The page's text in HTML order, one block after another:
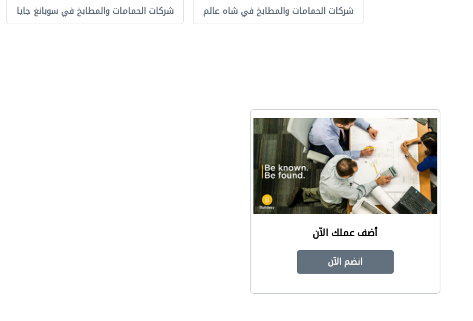
شركات الحمامات والمطابخ في سوبانغ جايا شركات الحمامات والمطابخ في شاه عالم
أضف عملك الآن
انضم الآن